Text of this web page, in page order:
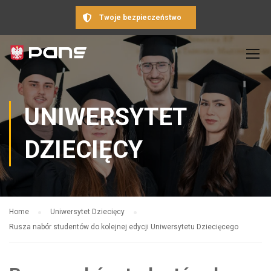
Twoje bezpieczeństwo
UNIWERSYTET
DZIECIĘCY
Home
Uniwersytet Dziecięcy
Rusza nabór studentów do kolejnej edycji Uniwersytetu Dziecięcego